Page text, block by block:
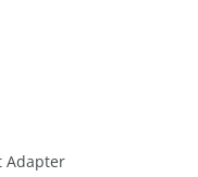
Adapter